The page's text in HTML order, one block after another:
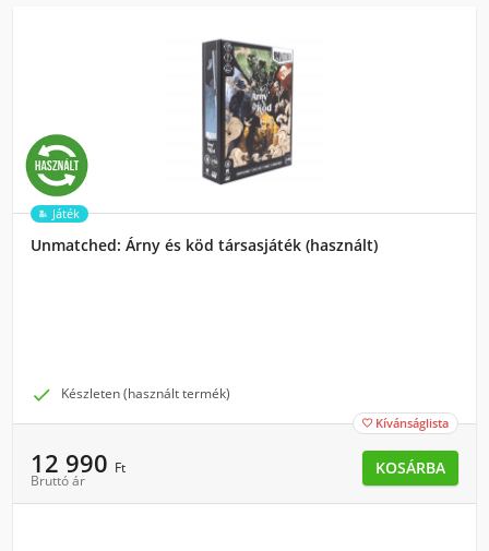
Játék
Unmatched: Árny és köd társasjáték (használt)
 Készleten (használt termék)
 Kívánságlista
12 990 Ft
Bruttó ár
KOSÁRBA